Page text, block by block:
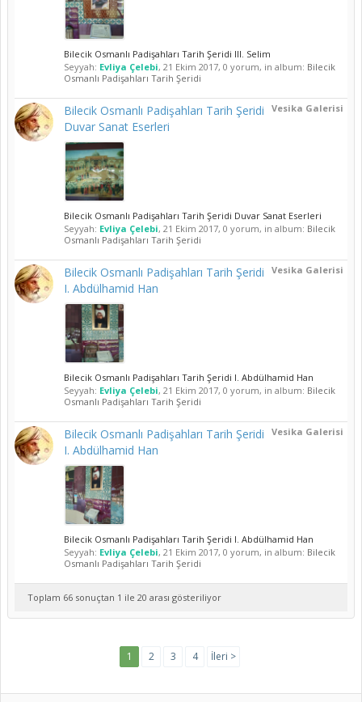
Bilecik Osmanlı Padişahları Tarih Şeridi III. Selim
Seyyah: Evliya Çelebi, 21 Ekim 2017, 0 yorum, in album: Bilecik
Osmanlı Padişahları Tarih Şeridi
Vesika Galerisi
Bilecik Osmanlı Padişahları Tarih Şeridi
Duvar Sanat Eserleri
Bilecik Osmanlı Padişahları Tarih Şeridi Duvar Sanat Eserleri
Seyyah: Evliya Çelebi, 21 Ekim 2017, 0 yorum, in album: Bilecik
Osmanlı Padişahları Tarih Şeridi
Vesika Galerisi
Bilecik Osmanlı Padişahları Tarih Şeridi
I. Abdülhamid Han
Bilecik Osmanlı Padişahları Tarih Şeridi I. Abdülhamid Han
Seyyah: Evliya Çelebi, 21 Ekim 2017, 0 yorum, in album: Bilecik
Osmanlı Padişahları Tarih Şeridi
Vesika Galerisi
Bilecik Osmanlı Padişahları Tarih Şeridi
I. Abdülhamid Han
Bilecik Osmanlı Padişahları Tarih Şeridi I. Abdülhamid Han
Seyyah: Evliya Çelebi, 21 Ekim 2017, 0 yorum, in album: Bilecik
Osmanlı Padişahları Tarih Şeridi
Toplam 66 sonuçtan 1 ile 20 arası gösteriliyor
1 2 3 4 İleri >